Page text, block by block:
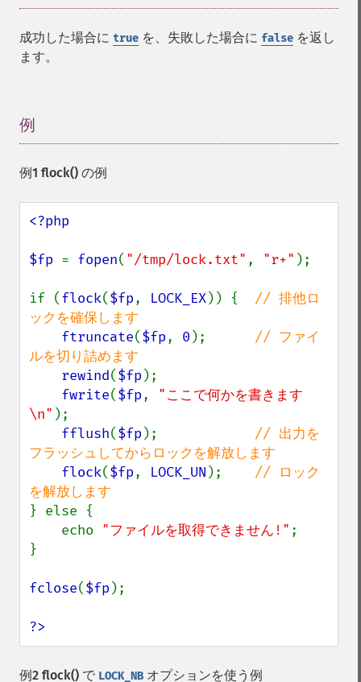
成功した場合に true を、失敗した場合に false を返し
ます。
例
例1 flock() の例
<?php
$fp = fopen( "/tmp/lock.txt" , "r+" );
if (flock($fp, LOCK_EX)) { // 排他ロ
ックを確保します
ftruncate($fp, 0 ); // ファイ
ルを切り詰めます
rewind($fp );
fwrite($fp, "ここで何かを書きます
\n" );
fflush($fp ); // 出力を
フラッシュしてからロックを解放します
flock($fp, LOCK_UN ); // ロック
} else {
    echo
"ファイルを取得できません!" ;
}
fclose($fp );
?>
例2 flock() で LOCK_NB オプションを使う例